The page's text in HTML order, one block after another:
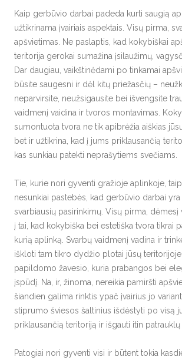
Kaip gerbūvio darbai padeda kurti saugią
užtikrinama įvairiais aspektais. Visų pirma,
apšvietimas. Ne paslaptis, kad kokybiškai
teritorija gerokai sumažina įsilaužimų,
Dar daugiau, vaikštinėdami po tinkamai
būsite saugesni ir dėl kitų priežasčių –
neparvirsite, neužsigausite bei išvengsite
vaidmenį vaidina ir tvoros montavimas.
sumontuota tvora ne tik apibrėžia aiškias
bet ir užtikrina, kad į jums priklausančią
kas sunkiau patekti neprašytiems svečiams.
Tie, kurie nori gyventi gražioje aplinkoje,
nesunkiai pastebės, kad gerbūvio darbai yra
svarbiausių pasirinkimų. Visų pirma, dėmesį
į tai, kad kokybiška bei estetiška tvora tikrai
kurią aplinką. Svarbų vaidmenį vadina ir
iškloti tam tikro dydžio plotai jūsų teritorijoje
papildomo žavesio, kuria prabangos bei
įspūdį. Na, ir, žinoma, nereikia pamiršti
šiandien galima rinktis ypač įvairius jo
stiprumo šviesos šaltinius išdėstyti po visą
priklausančią teritoriją ir išgauti itin patrauklų
Patogiai nori gyventi visi ir būtent tokia